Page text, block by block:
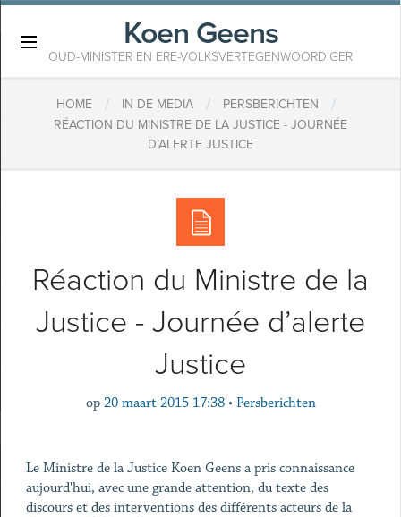
Koen Geens
OUD-MINISTER EN ERE-VOLKSVERTEGENWOORDIGER
HOME / IN DE MEDIA / PERSBERICHTEN /
RÉACTION DU MINISTRE DE LA JUSTICE - JOURNÉE
D’ALERTE JUSTICE
Réaction du Ministre de la
Justice - Journée d’alerte
Justice
op 20 maart 2015 17:38 • Persberichten
Le Ministre de la Justice Koen Geens a pris connaissance
aujourd'hui, avec une grande attention, du texte des
discours et des interventions des différents acteurs de la